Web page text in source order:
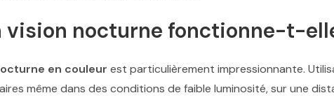
vision nocturne fonctionne-t-
en couleur est particulièrement impressionnante.
même dans des conditions de faible luminosité, sur une